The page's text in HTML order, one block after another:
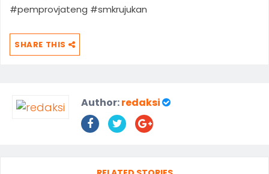
#pemprovjateng #smkrujukan
SHARE THIS
Author:redaksi